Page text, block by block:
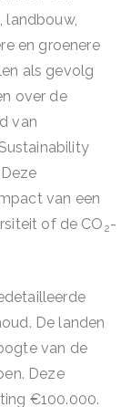
landbouw,
en groenere
als gevolg
over de
van
van een
of de CO 2-
De landen
van de
Deze
€100.000.